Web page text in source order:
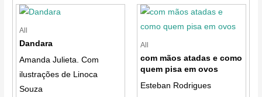
All
Dandara
Amanda Julieta. Com
ilustrações de Linoca
Souza
All
com mãos atadas e como
quem pisa em ovos
Esteban Rodrigues